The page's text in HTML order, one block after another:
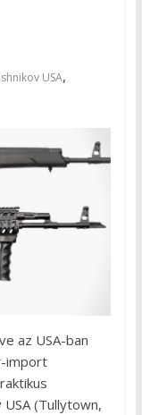
USA,
az USA-ban
import
(Tullytown,